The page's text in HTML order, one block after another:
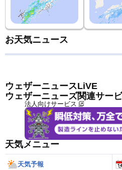
お天気ニュース
ウェザーニュースLiVE
ウェザーニューズ関連サー
法人向けサービス
天気メニュー
天気予報